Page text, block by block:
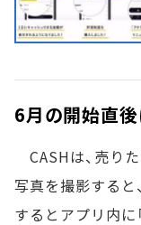
6月の開始直
CASHは、売り
写真を撮影すると
するとアプリ内に